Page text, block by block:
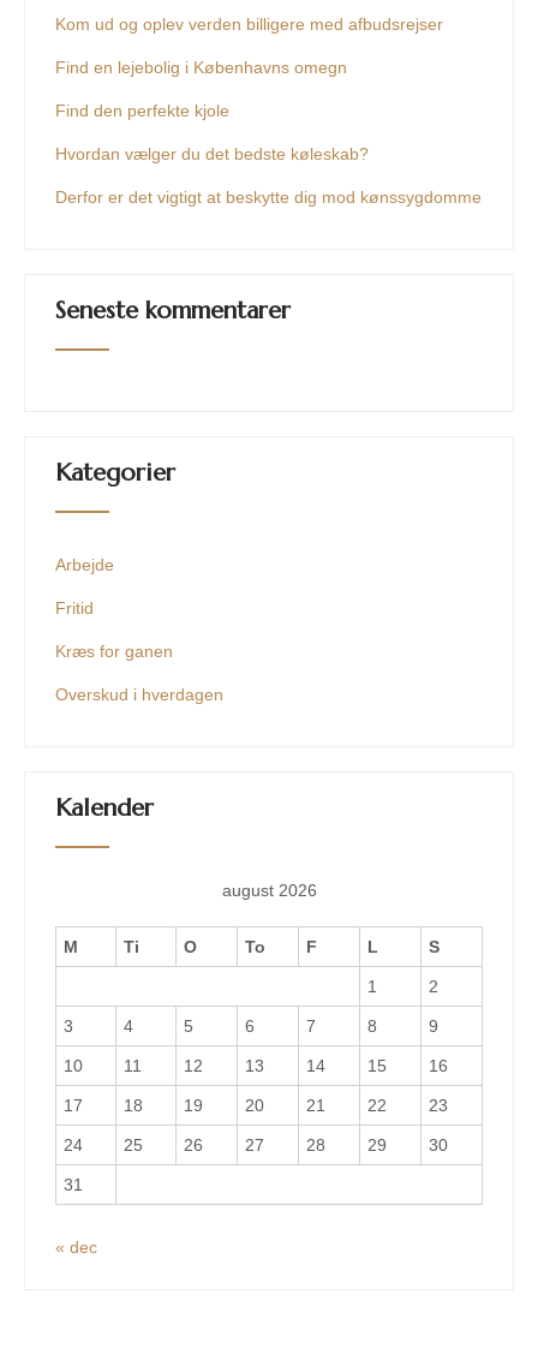
Kom ud og oplev verden billigere med afbudsrejser
Find en lejebolig i Københavns omegn
Find den perfekte kjole
Hvordan vælger du det bedste køleskab?
Derfor er det vigtigt at beskytte dig mod kønssygdomme
Seneste kommentarer
Kategorier
Arbejde
Fritid
Kræs for ganen
Overskud i hverdagen
Kalender
august 2026
M Ti O To F L S
1 2
3 4 5 6 7 8 9
10 11 12 13 14 15 16
17 18 19 20 21 22 23
24 25 26 27 28 29 30
31
« dec